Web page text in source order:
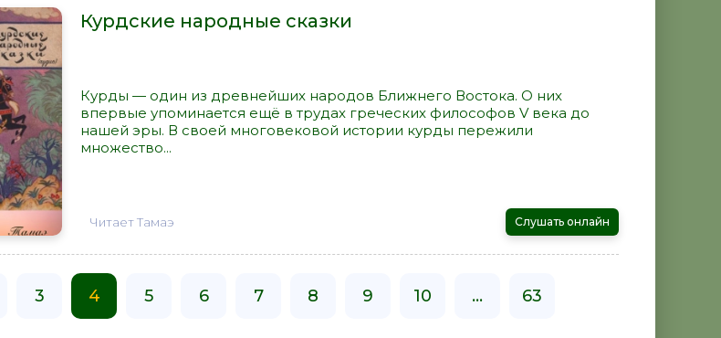
Курдские народные сказки
Курды — один из древнейших народов Ближнего Востока. О них
впервые упоминается ещё в трудах греческих философов V века до
нашей эры. В своей многовековой истории курды пережили
множество...
Читает Тамаэ Слушать онлайн
3 4 5 6 7 8 9 10 ... 63